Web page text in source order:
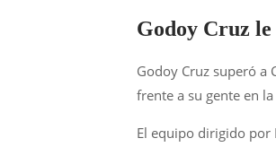
Godoy Cruz le
Godoy Cruz superó a
frente a su gente en
El equipo dirigido por